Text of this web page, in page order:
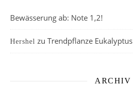
Bewässerung ab: Note 1,2!
Hershel zu Trendpflanze Eukalyptus
ARCHIV